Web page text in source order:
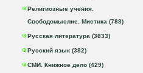
Религиозные учения.
Свободомыслие. Мистика (788)
Русская литература (3833)
Русский язык (382)
СМИ. Книжное дело (429)